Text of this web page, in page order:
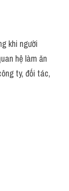
khi người
hệ làm ăn
ty, đối tác,